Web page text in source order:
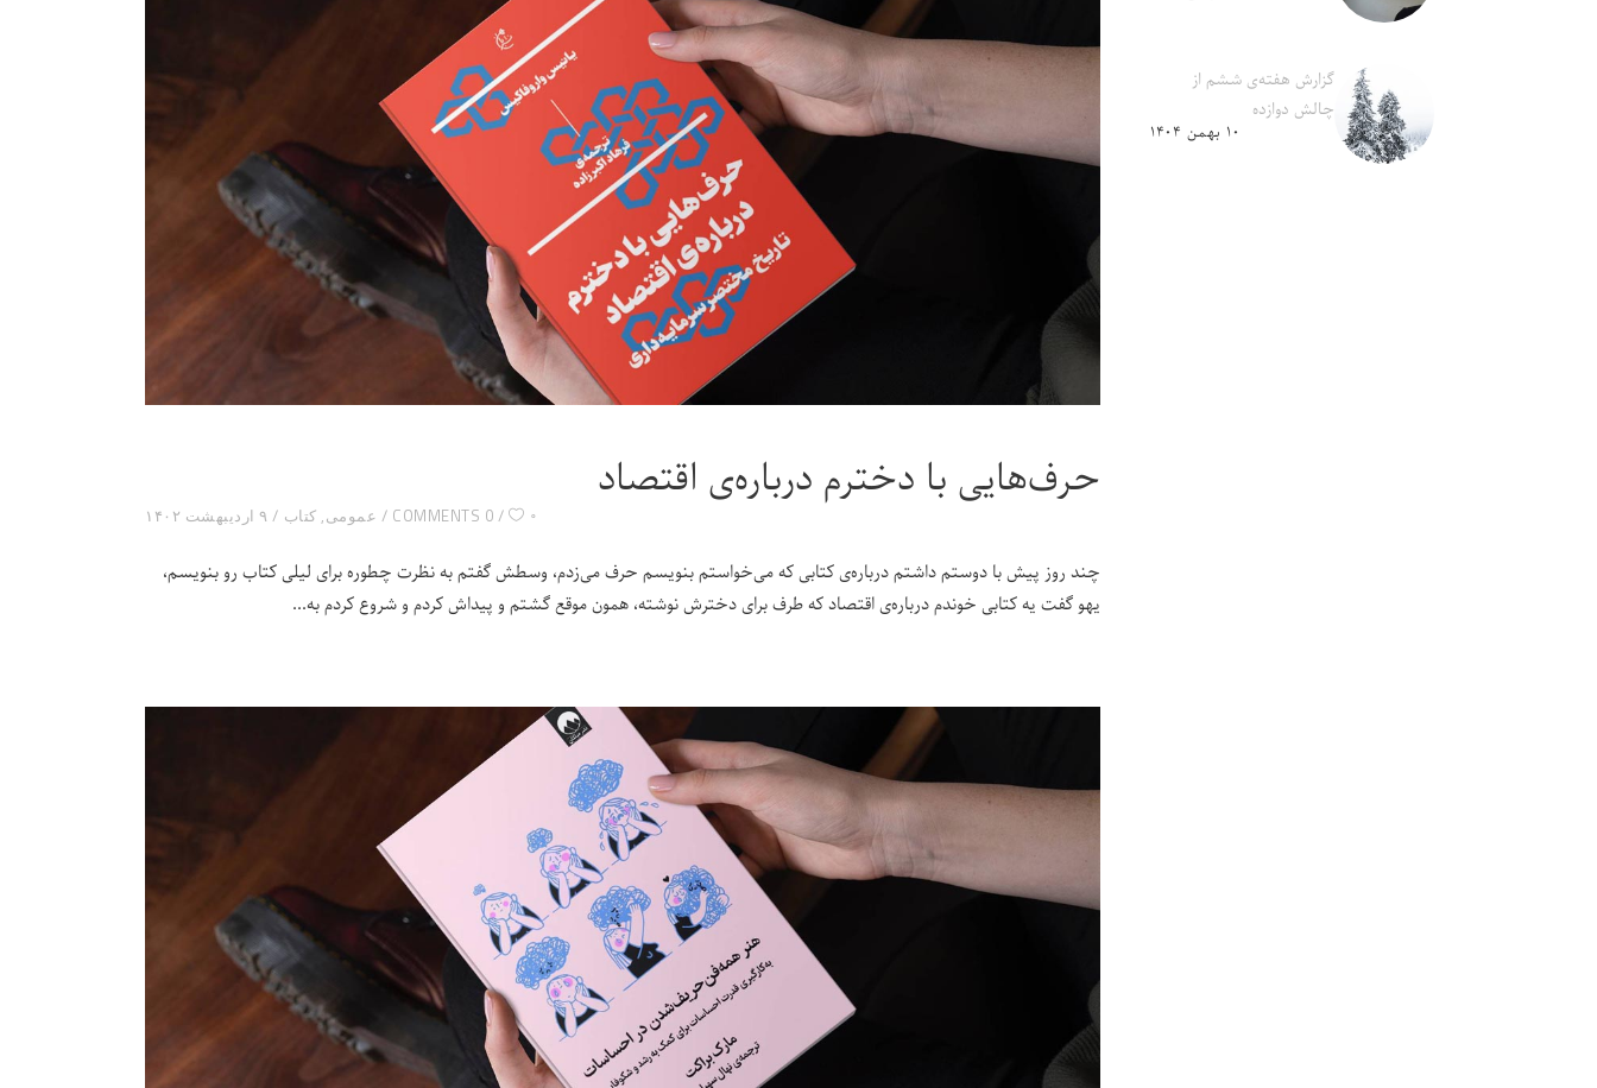
حرف‌هایی با دخترم درباره‌ی اقتصاد
۹ اردیبهشت ۱۴۰۲ عمومی, کتاب 0 COMMENTS ۰
چند روز پیش با دوستم داشتم درباره‌ی کتابی که می‌خواستم بنویسم حرف می‌زدم، وسطش گفتم به نظرت چطوره برای لیلی کتاب رو بنویسم،
یهو گفت یه کتابی خوندم درباره‌ی اقتصاد که طرف برای دخترش نوشته، همون موقع گشتم و پیداش کردم و شروع کردم به
گزارش هفته‌ی ششم از
چالش دوازده
۱۰ بهمن ۱۴۰۴